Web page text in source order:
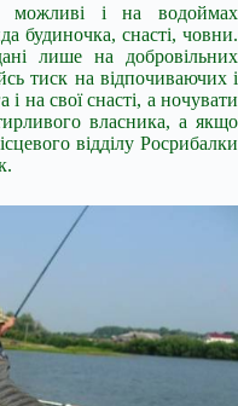
і на водоймах
будиночка, снасті, човни.
лише на добровільних
тиск на відпочиваючих і
на свої снасті, а ночувати
власника, а якщо
відділу Росрибалки